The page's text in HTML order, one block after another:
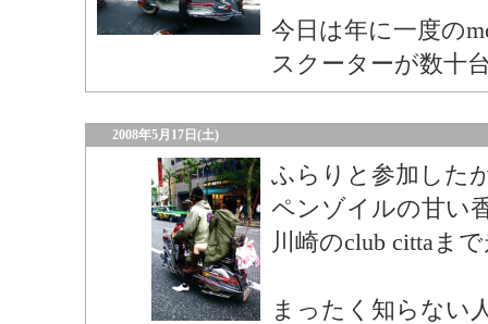
今日は年に一度の
スクーターが数十
2008年5月17日(土)
ふらりと参加した
ペンゾイルの甘い
川崎のclub cittaま
まったく知らな